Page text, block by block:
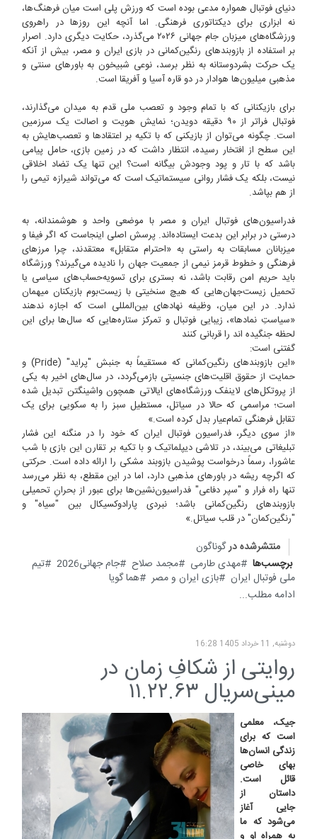
دنیای فوتبال همواره مدعی بوده است که ورزش پلی است میان فرهنگ‌ها،
نه ابزاری برای دیکتاتوری فرهنگی. اما آنچه این روزها در راهروی
ورزشگاه‌های میزبان جام جهانی ۲۰۲۶ می‌گذرد، حکایت دیگری دارد. اصرار
بر استفاده از بازوبندهای رنگین‌کمانی در بازی ایران و مصر، بیش از آنکه
یک حرکت بشردوستانه به نظر برسد، نوعی شبیخون به باورهای سنتی و
مذهبی میلیون‌ها هوادار در دو قاره آسیا و آفریقا است.
برای بازیکنانی که با تمام وجود و تعصب ملی قدم به میدان می‌گذارند،
فوتبال فراتر از ۹۰ دقیقه دویدن؛ نمایش هویت و اصالت یک سرزمین
است. چگونه می‌توان از بازیکنی که با تکیه بر اعتقادها و تعصب‌هایش به
این سطح از افتخار رسیده، انتظار داشت که در زمین بازی، حامل پیامی
باشد که با تار و پود وجودش بیگانه است؟ این تنها یک تضاد اخلاقی
نیست، بلکه یک فشار روانی سیستماتیک است که می‌تواند شیرازه تیمی را
از هم بپاشد.
فدراسیون‌های فوتبال ایران و مصر با موضعی واحد و هوشمندانه، به
درستی در برابر این بدعت ایستاده‌اند. پرسش اصلی اینجاست که اگر فیفا و
میزبانان مسابقات به راستی به «احترام متقابل» معتقدند، چرا مرزهای
فرهنگی و خطوط قرمز نیمی از جمعیت جهان را نادیده می‌گیرند؟ ورزشگاه
باید حریم امن رقابت باشد، نه بستری برای تسویه‌حساب‌های سیاسی یا
تحمیل زیست‌جهان‌هایی که هیچ سنخیتی با زیست‌بوم بازیکنان میهمان
ندارد. در این میان، وظیفه نهادهای بین‌المللی است که اجازه ندهند
«سیاستِ نمادها»، زیبایی فوتبال و تمرکز ستاره‌هایی که سال‌ها برای این
لحظه جنگیده اند را قربانی کنند
گفتنی است:
«این بازوبندهای رنگین‌کمانی که مستقیماً به جنبش "پراید" (Pride) و
حمایت از حقوق اقلیت‌های جنسیتی بازمی‌گردد، در سال‌های اخیر به یکی
از پروتکل‌های لاینفک ورزشگاه‌های ایالاتی همچون واشینگتن تبدیل شده
است؛ مراسمی که حالا در سیاتل، مستطیل سبز را به سکویی برای یک
تقابل فرهنگی تمام‌عیار بدل کرده است.»
«از سوی دیگر، فدراسیون فوتبال ایران که خود را در منگنه این فشار
تبلیغاتی می‌بیند، در تلاشی دیپلماتیک و با تکیه بر تقارن این بازی با شب
عاشورا، رسماً درخواست پوشیدن بازوبند مشکی را ارائه داده است. حرکتی
که اگرچه ریشه در باورهای مذهبی دارد، اما در این مقطع، به نظر می‌رسد
تنها راه فرار و "سپر دفاعی" فدراسیون‌نشین‌ها برای عبور از بحرانِ تحمیلی
بازوبندهای رنگین‌کمانی باشد؛ نبردی پارادوکسیکال بین "سیاه" و
"رنگین‌کمان" در قلب سیاتل.»
منتشرشده درگوناگون
برچسب‌ها
مهدی طارمی مجمد صلاح جام جهانی2026
تیم
ملی فوتبال ایران
بازی ایران و مصر
هما گویا
ادامه مطلب...
دوشنبه, 11 خرداد 1405 16:28
روایتی از شکافِ زمان در
مینی‌سریال ۱۱.۲۲.۶۳
جیک، معلمی
است که برای
زندگی انسان‌ها
بهای خاصی
قائل است.
داستان از
جایی آغاز
می‌شود که ما